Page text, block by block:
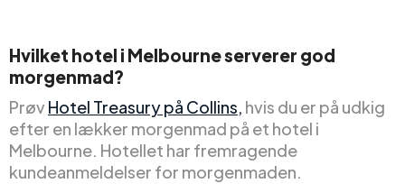
Hvilket hotel i Melbourne serverer god
morgenmad?
Prøv Hotel Treasury på Collins, hvis du er på udkig
efter en lækker morgenmad på et hotel i
Melbourne. Hotellet har fremragende
kundeanmeldelser for morgenmaden.